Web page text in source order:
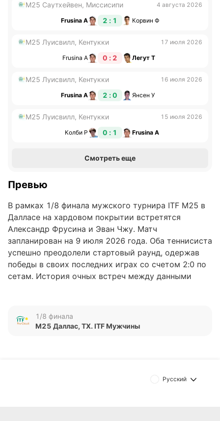
M25 Саутхейвен, Миссисипи 4 августа 2026
Frusina А 2 : 1 Корвин Ф
M25 Луисвилл, Кентукки 17 июля 2026
Frusina А 0 : 2 Легут Т
M25 Луисвилл, Кентукки 16 июля 2026
Frusina А 2 : 0 Янсен У
M25 Луисвилл, Кентукки 15 июля 2026
Колби Р 0 : 1 Frusina А
Смотреть еще
Превью
В рамках 1/8 финала мужского турнира ITF M25 в
Далласе на хардовом покрытии встретятся
Александр Фрусина и Эван Чжу. Матч
запланирован на 9 июля 2026 года. Оба теннисиста
успешно преодолели стартовый раунд, одержав
победы в своих последних играх со счетом 2:0 по
сетам. История очных встреч между данными
то время как Чжу располагается на 692-й строчке.
Обновлено:
1/8 финала
M25 Даллас, TX. ITF Мужчины
Русский